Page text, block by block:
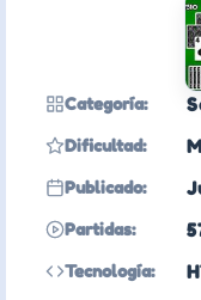
Categoría:
Dificultad:
Publicado:
Partidas:
Tecnología: